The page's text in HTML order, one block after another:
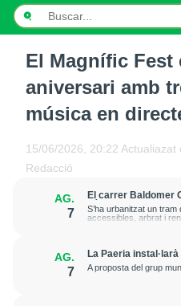
El Magnífic Fest
aniversari amb
música en
15/06/2026, 20:22 Actualiazat
Redacció
AG.
7
El carrer Baldomer
trànsit per millorar
l’entorn de Rovira
S’ha urbanitzat un
accessibles, arbrat i
AG.
7
La Paeria
la plaça Edil
A proposta del grup